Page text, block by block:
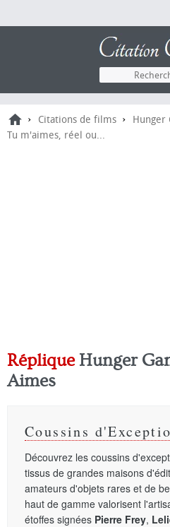
› Citations de films › Hunger
Tu m'aimes, réel ou...
Réplique Hunger
Aimes
Coussins
Découvrez les coussins
tissus de grandes maisons
amateurs d'objets rares et de
haut de gamme valorisent
étoffes signées Pierre Frey,